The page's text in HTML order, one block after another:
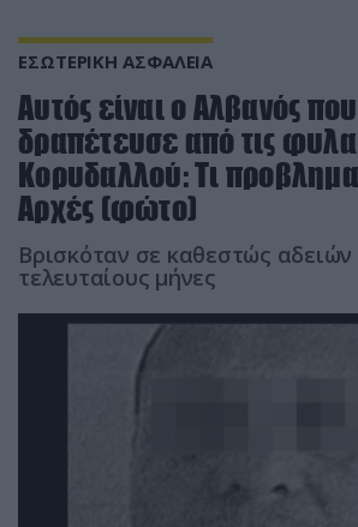
ΕΣΩΤΕΡΙΚΗ ΑΣΦΑΛΕΙΑ
Αυτός είναι ο Αλβανός που
δραπέτευσε από τις
Κορυδαλλού: Τι
Αρχές (φώτο)
Βρισκόταν σε καθεστώς αδειών
τελευταίους μήνες